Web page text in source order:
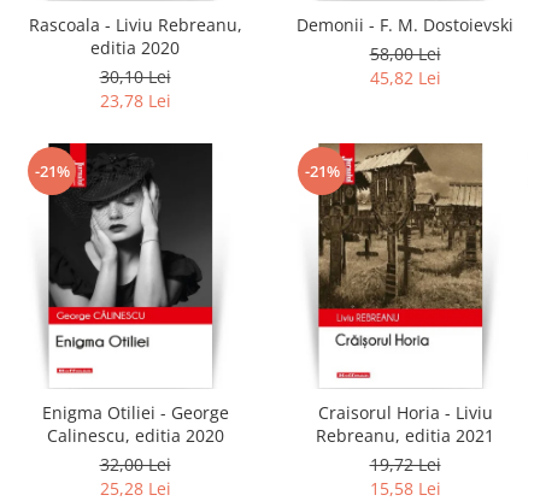
Rascoala - Liviu Rebreanu,
editia 2020
30,10 Lei
23,78 Lei
Demonii - F. M. Dostoievski
58,00 Lei
45,82 Lei
-21%
Enigma Otiliei - George
Calinescu, editia 2020
32,00 Lei
25,28 Lei
-21%
Craisorul Horia - Liviu
Rebreanu, editia 2021
19,72 Lei
15,58 Lei